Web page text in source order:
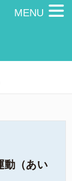
動（あい
MENU